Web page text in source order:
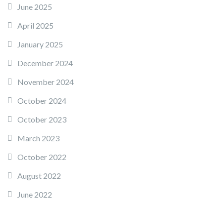
June 2025
April 2025
January 2025
December 2024
November 2024
October 2024
October 2023
March 2023
October 2022
August 2022
June 2022